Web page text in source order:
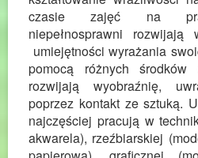
czasie zajęć na
niepełnosprawni rozwijają
umiejętności wyrażania
pomocą różnych środków
rozwijają wyobraźnię,
poprzez kontakt ze sztuką.
najczęściej pracują w
akwarela), rzeźbiarskiej